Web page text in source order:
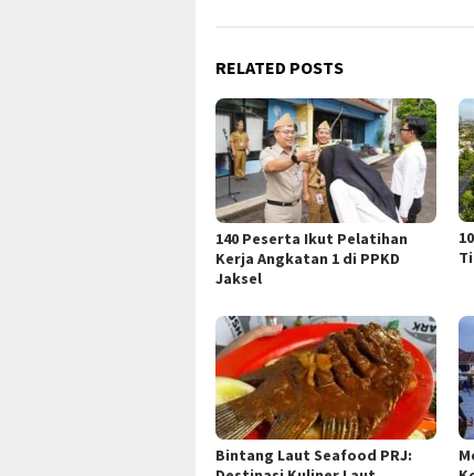
RELATED POSTS
140 Peserta Ikut Pelatihan
Kerja Angkatan 1 di PPKD
Jaksel
Bintang Laut Seafood PRJ: